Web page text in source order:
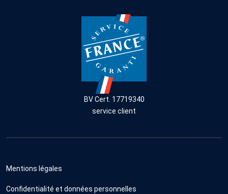
BV Cert. 17719340
service client
Mentions légales
Confidentialité et données personnelles